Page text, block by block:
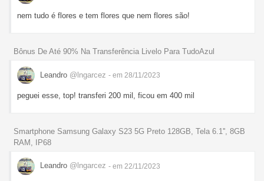
nem tudo é flores e tem flores que nem flores são!
Bônus De Até 90% Na Transferência Livelo Para TudoAzul
Leandro @lngarcez - em 28/11/2023
peguei esse, top! transferi 200 mil, ficou em 400 mil
Smartphone Samsung Galaxy S23 5G Preto 128GB, Tela 6.1'', 8GB
RAM, IP68
Leandro @lngarcez - em 22/11/2023